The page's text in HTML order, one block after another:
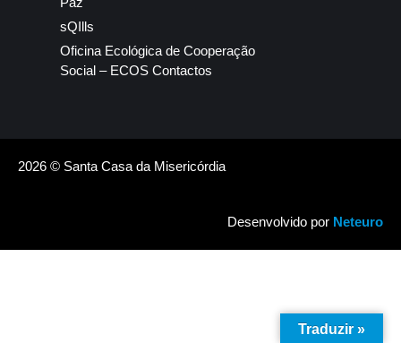
sQIlls
Oficina Ecológica de Cooperação
Social – ECOS Contactos
2026 © Santa Casa da Misericórdia
Desenvolvido por Neteuro
Traduzir »